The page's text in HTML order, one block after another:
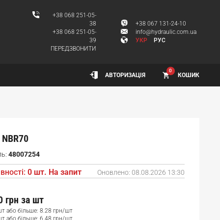
+38 068 251-05-
38
+38 068 251-05-
39
ПЕРЕДЗВОНИТИ
+38 067 131-24-10
info@hydraulic.com.ua
УКР
РУС
АВТОРИЗАЦІЯ КОШИК
0
48007254
0 шт. На запит Оновлено: 08.08.2026 13:30
грн за шт
або більше: 8.28 грн/шт
або більше: 6.48 грн/шт